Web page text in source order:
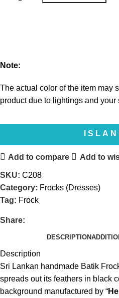
Note:
The actual color of the item may
product due to lightings and your
Add to compare Add to
SKU: C208
Category: Frocks (Dresses)
Tag: Frock
Share:
DESCRIPTION
Description
Sri Lankan handmade Batik
spreads out its feathers in black
background manufactured by “